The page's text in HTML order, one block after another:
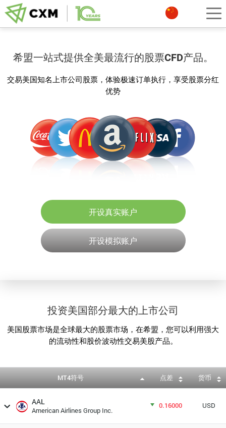
希盟一站式提供全美最流行的股票CFD产品。
交易美国知名上市公司股票，体验极速订单执行，享受股票分红
优势
开设真实账户
开设模拟账户
投资美国部分最大的上市公司
美国股票市场是全球最大的股票市场，在希盟，您可以利用强大
的流动性和股价波动性交易美股产品。
MT4符号 点差 货币
AAL
American Airlines Group Inc.
0.16000 USD